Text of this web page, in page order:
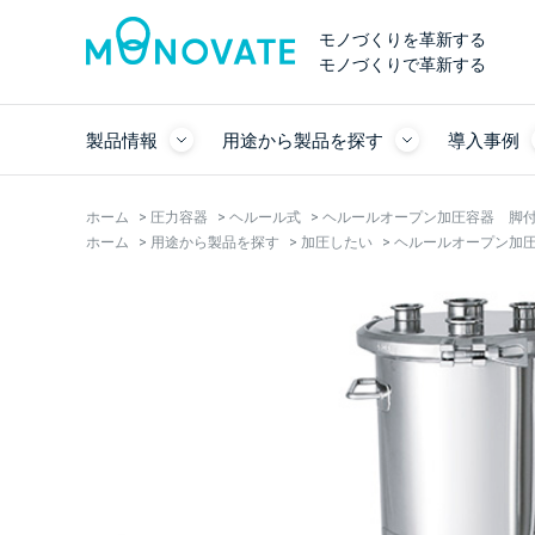
モノづくりを革新する
モノづくりで革新する
製品情報 用途から製品を探す 導入事例
ホーム > 圧力容器 > ヘルール式 > ヘルールオープン加圧容器 脚付
ホーム
> 用途から製品を探す > 加圧したい > ヘルールオープン加